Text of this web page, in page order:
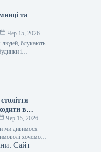
та
Чер 15, 2026
людей, блукають
і
в
сторонньої
Чер 15, 2026
ми дивимося
хочемо
бесіди,
Сайт